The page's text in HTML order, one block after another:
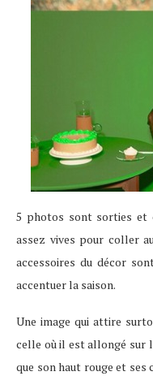
5 photos sont sorties et
assez vives pour coller
accessoires du décor
accentuer la saison.
Une image qui attire
celle où il est allongé sur
que son haut rouge et ses